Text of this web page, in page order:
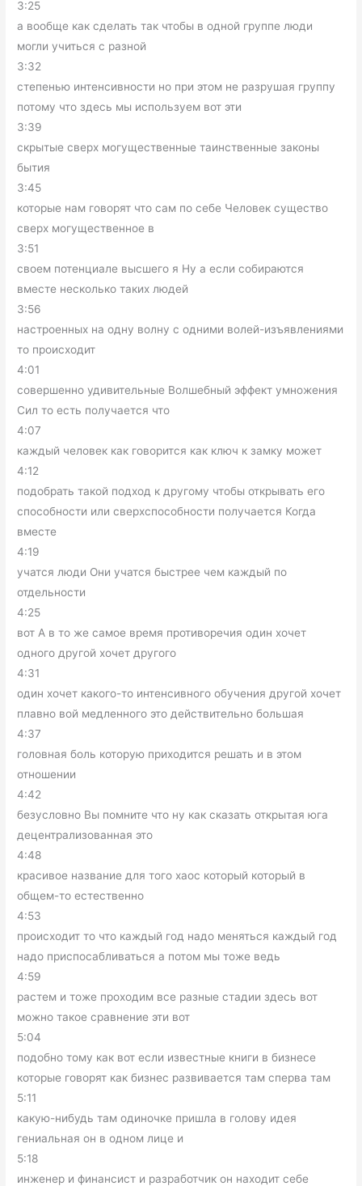
3:25
а вообще как сделать так чтобы в одной группе люди
могли учиться с разной
3:32
степенью интенсивности но при этом не разрушая группу
потому что здесь мы используем вот эти
3:39
скрытые сверх могущественные таинственные законы
бытия
3:45
которые нам говорят что сам по себе Человек существо
сверх могущественное в
3:51
своем потенциале высшего я Ну а если собираются
вместе несколько таких людей
3:56
настроенных на одну волну с одними волей-изъявлениями
то происходит
4:01
совершенно удивительные Волшебный эффект умножения
Сил то есть получается что
4:07
каждый человек как говорится как ключ к замку может
4:12
подобрать такой подход к другому чтобы открывать его
способности или сверхспособности получается Когда
вместе
4:19
учатся люди Они учатся быстрее чем каждый по
отдельности
4:25
вот А в то же самое время противоречия один хочет
одного другой хочет другого
4:31
один хочет какого-то интенсивного обучения другой хочет
плавно вой медленного это действительно большая
4:37
головная боль которую приходится решать и в этом
отношении
4:42
безусловно Вы помните что ну как сказать открытая юга
децентрализованная это
4:48
красивое название для того хаос который который в
общем-то естественно
4:53
происходит то что каждый год надо меняться каждый год
надо приспосабливаться а потом мы тоже ведь
4:59
растем и тоже проходим все разные стадии здесь вот
можно такое сравнение эти вот
5:04
подобно тому как вот если известные книги в бизнесе
которые говорят как бизнес развивается там сперва там
5:11
какую-нибудь там одиночке пришла в голову идея
гениальная он в одном лице и
5:18
инженер и финансист и разработчик он находит себе